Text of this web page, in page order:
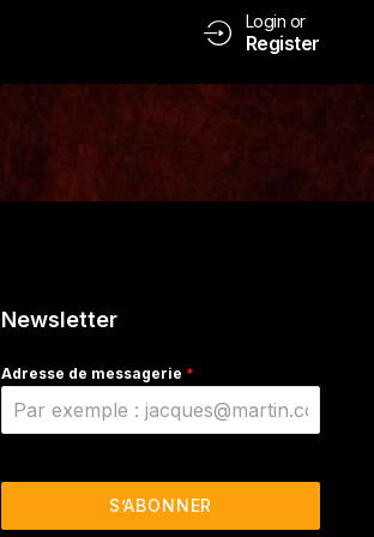
Login or
Register
Newsletter
Adresse de messagerie *
S’ABONNER